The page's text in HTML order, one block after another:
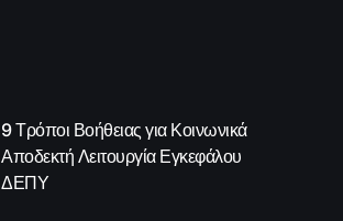
9 Τρόποι Βοήθειας για Κοινωνικά
Αποδεκτή Λειτουργία Εγκεφάλου
ΔΕΠΥ